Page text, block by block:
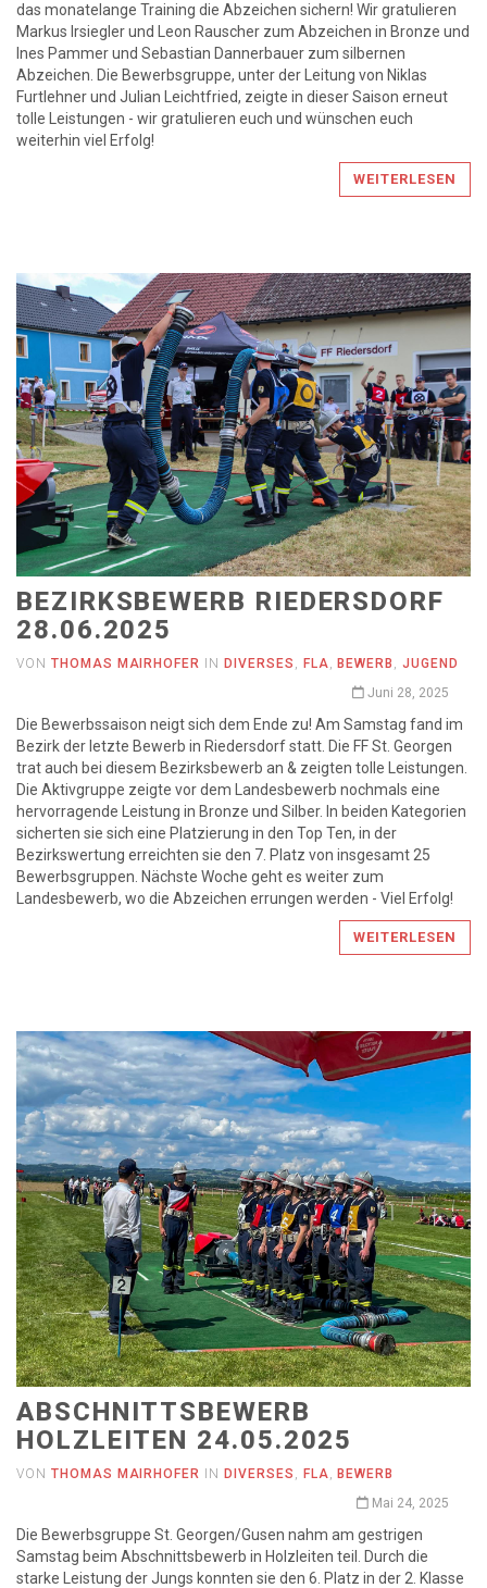
das monatelange Training die Abzeichen sichern! Wir gratulieren
Markus Irsiegler und Leon Rauscher zum Abzeichen in Bronze und
Ines Pammer und Sebastian Dannerbauer zum silbernen
Abzeichen. Die Bewerbsgruppe, unter der Leitung von Niklas
Furtlehner und Julian Leichtfried, zeigte in dieser Saison erneut
tolle Leistungen - wir gratulieren euch und wünschen euch
weiterhin viel Erfolg!
WEITERLESEN
BEZIRKSBEWERB RIEDERSDORF
28.06.2025
VON THOMAS MAIRHOFER INDIVERSES , FLA,BEWERB ,JUGEND
Juni 28, 2025
Die Bewerbssaison neigt sich dem Ende zu! Am Samstag fand im
Bezirk der letzte Bewerb in Riedersdorf statt. Die FF St. Georgen
trat auch bei diesem Bezirksbewerb an & zeigten tolle Leistungen.
Die Aktivgruppe zeigte vor dem Landesbewerb nochmals eine
hervorragende Leistung in Bronze und Silber. In beiden Kategorien
sicherten sie sich eine Platzierung in den Top Ten, in der
Bezirkswertung erreichten sie den 7. Platz von insgesamt 25
Bewerbsgruppen. Nächste Woche geht es weiter zum
Landesbewerb, wo die Abzeichen errungen werden - Viel Erfolg!
WEITERLESEN
ABSCHNITTSBEWERB
HOLZLEITEN 24.05.2025
VON THOMAS MAIRHOFER INDIVERSES FLA ,BEWERB
Mai 24, 2025
Die Bewerbsgruppe St. Georgen/Gusen nahm am gestrigen
Samstag beim Abschnittsbewerb in Holzleiten teil. Durch die
starke Leistung der Jungs konnten sie den 6. Platz in der 2. Klasse